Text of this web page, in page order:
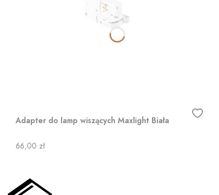
Adapter do lamp wiszących Maxlight Biała
Cena
66,00 zł